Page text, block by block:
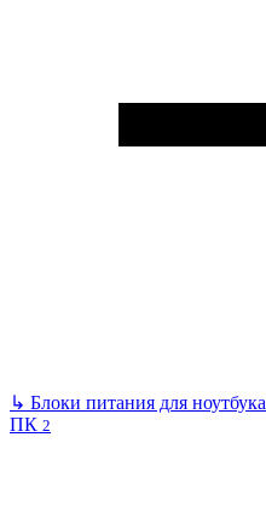
↳ Блоки питания для ноутбука
ПК 2